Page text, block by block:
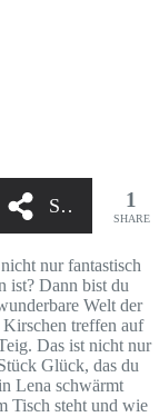
Share 1
SHARE
nur fantastisch
ist? Dann bist du
Welt der
treffen auf
Das ist nicht nur
Glück, das du
Lena schwärmt
Tisch steht und wie